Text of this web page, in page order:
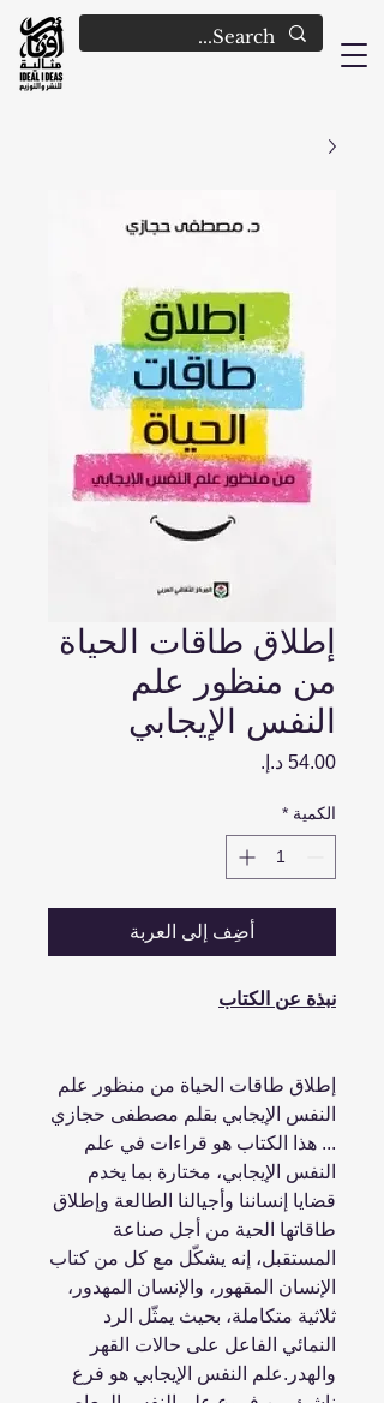
إطلاق طاقات الحياة
من منظور علم
النفس الإيجابي
الكمية *
أضِف إلى العربة
نبذة عن الكتاب
إطلاق طاقات الحياة من منظور علم
النفس الإيجابي بقلم مصطفى حجازي
... هذا الكتاب هو قراءات في علم
النفس الإيجابي، مختارة بما يخدم
قضايا إنساننا وأجيالنا الطالعة وإطلاق
طاقاتها الحية من أجل صناعة
المستقبل، إنه يشكّل مع كل من كتاب
الإنسان المقهور، والإنسان المهدور،
ثلاثية متكاملة، بحيث يمثّل الرد
النمائي الفاعل على حالات القهر
والهدر.علم النفس الإيجابي هو فرع